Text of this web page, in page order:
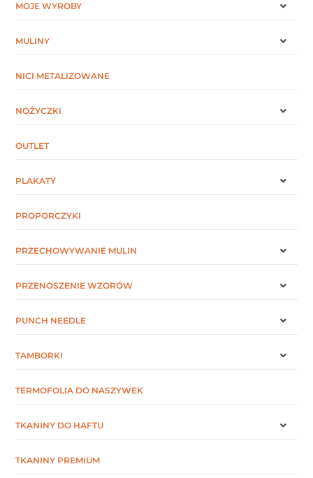
MOJE WYROBY
MULINY
NICI METALIZOWANE
NOŻYCZKI
OUTLET
PLAKATY
PROPORCZYKI
PRZECHOWYWANIE MULIN
PRZENOSZENIE WZORÓW
PUNCH NEEDLE
TAMBORKI
TERMOFOLIA DO NASZYWEK
TKANINY DO HAFTU
TKANINY PREMIUM